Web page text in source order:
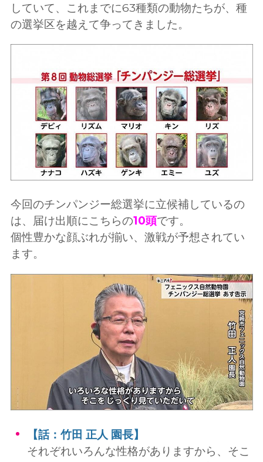
していて、これまでに63種類の動物たちが、種
の選挙区を越えて争ってきました。
今回のチンパンジー総選挙に立候補しているの
は、届け出順にこちらの10頭です。
個性豊かな顔ぶれが揃い、激戦が予想されてい
ます。
【話：竹田 正人 園長】
それぞれいろんな性格がありますから、そこ